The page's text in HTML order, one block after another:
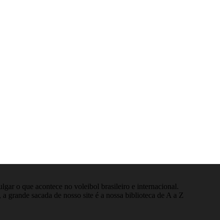
o que acontece no voleibol brasileiro e internacional.
sacada de nosso site é a nossa biblioteca de A a Z